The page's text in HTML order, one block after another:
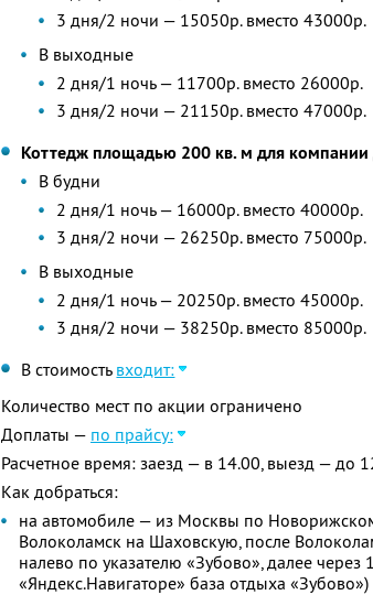
3 дня/2 ночи — 15050р. вместо 43000р.
В выходные
2 дня/1 ночь — 11700р. вместо 26000р.
3 дня/2 ночи — 21150р. вместо 47000р.
Коттедж площадью 200 кв. м для компании
В будни
2 дня/1 ночь — 16000р. вместо 40000р.
3 дня/2 ночи — 26250р. вместо 75000р.
В выходные
2 дня/1 ночь — 20250р. вместо 45000р.
3 дня/2 ночи — 38250р. вместо 85000р.
В стоимость входит:
Количество мест по акции ограничено
Доплаты — по прайсу:
Расчетное время: заезд — в 14.00, выезд — до
Как добраться:
на автомобиле — из Москвы по
Волоколамск на Шаховскую, после
налево по указателю «Зубово», далее через
«Яндекс.Навигаторе» база отдыха «Зубово»)